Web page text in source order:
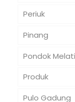
Periuk
Pinang
Pondok Melati
Produk
Pulo Gadung